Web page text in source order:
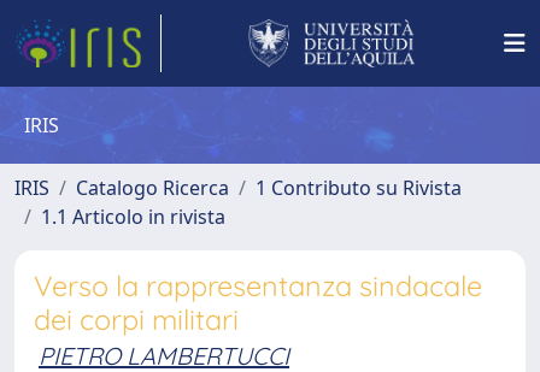
IRIS
IRIS Catalogo Ricerca
1 Contributo su Rivista
1.1 Articolo in rivista
Verso la rappresentanza sindacale
dei corpi militari
PIETRO LAMBERTUCCI